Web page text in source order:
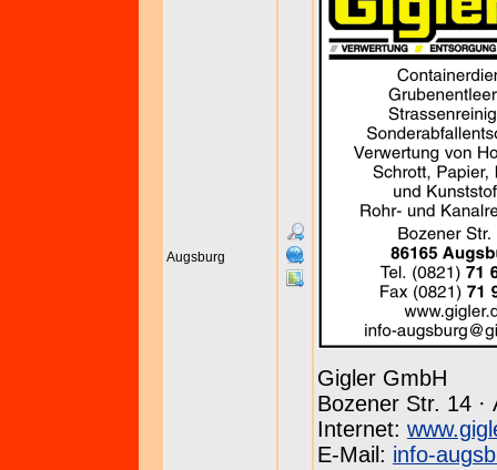
Augsburg
Gigler GmbH
Bozener Str. 14 ·
Internet:
E-Mail: info-